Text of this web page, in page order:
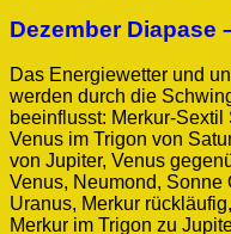
Dezember Diapase
Das Energiewetter und
werden durch die
beeinflusst: Merkur-
Venus im Trigon von
von Jupiter, Venus
Venus, Neumond, Sonne
Uranus, Merkur
Merkur im Trigon zu